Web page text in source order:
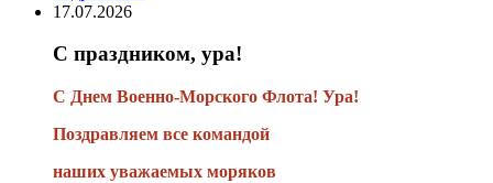
17.07.2026
С праздником, ура!
С Днем Военно-Морского Флота! Ура!
Поздравляем все командой
наших уважаемых моряков